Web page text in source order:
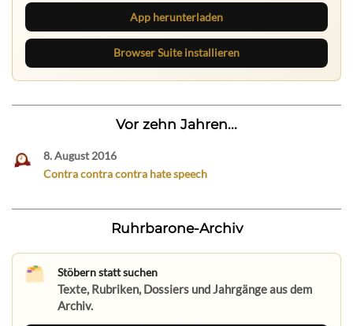
App herunterladen
Browser Suite installieren
Vor zehn Jahren...
8. August 2016
Contra contra contra hate speech
Ruhrbarone-Archiv
Stöbern statt suchen
Texte, Rubriken, Dossiers und Jahrgänge aus dem
Archiv.